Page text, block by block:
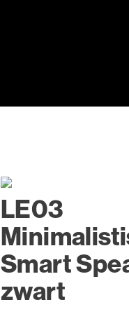
LE03
Smart
zwart